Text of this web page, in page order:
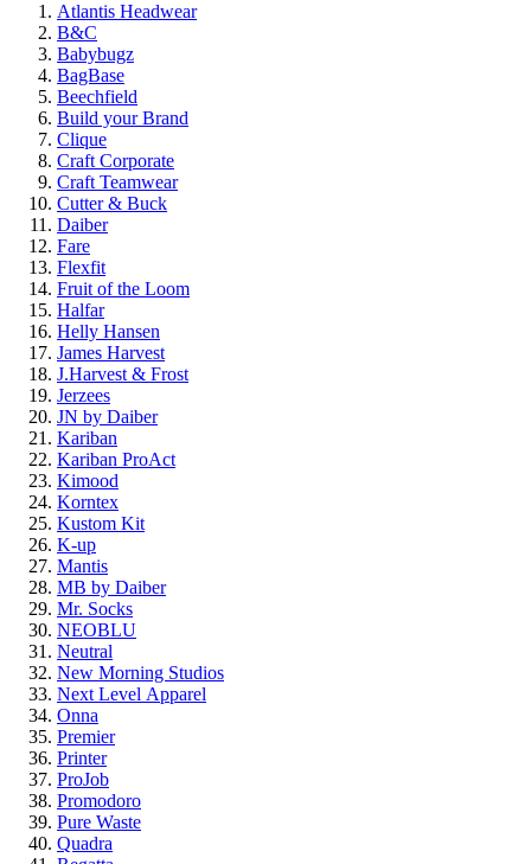
Atlantis Headwear
B&C
Babybugz
BagBase
Beechfield
Build your Brand
Clique
Craft Corporate
Craft Teamwear
Cutter & Buck
Daiber
Fare
Flexfit
Fruit of the Loom
Halfar
Helly Hansen
James Harvest
J.Harvest & Frost
Jerzees
JN by Daiber
Kariban
Kariban ProAct
Kimood
Korntex
Kustom Kit
K-up
Mantis
MB by Daiber
Mr. Socks
NEOBLU
Neutral
New Morning Studios
Next Level Apparel
Onna
Premier
Printer
ProJob
Promodoro
Pure Waste
Quadra